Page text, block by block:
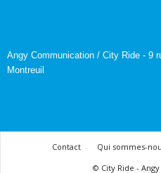
Angy Communication / City Ride - 9
Montreuil
Contact Qui sommes-
© City Ride -